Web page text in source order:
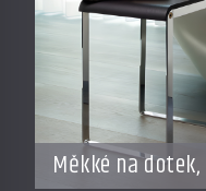
Měkké na